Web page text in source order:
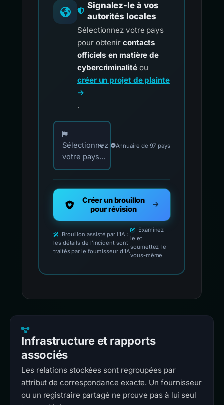
Signalez-le à vos
autorités locales
Sélectionnez votre pays
pour obtenir contacts
officiels en matière de
cybercriminalitéou
créer un projet de plainte
→
.
Choisissez votre pays pour les contacts
Sélectionnez
votre pays...
Annuaire de 97 pays
Créer un brouillon
pour révision
Brouillon assisté par l'IA :
les détails de l'incident sont
traités par le fournisseur d'IA
Examinez-
le et
soumettez-le
vous-même
Infrastructure et rapports
associés
Les relations stockées sont regroupées par
attribut de correspondance exacte. Un fournisseur
ou un registraire partagé ne prouve pas à lui seul